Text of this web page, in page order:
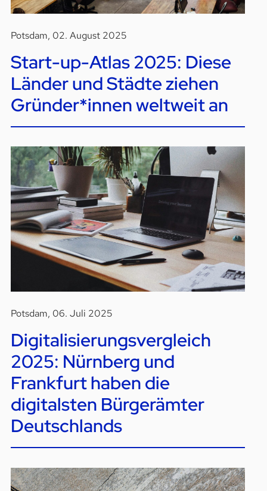
Potsdam, 02. August 2025
Start-up-Atlas 2025: Diese
Länder und Städte ziehen
Gründer*innen weltweit an
Potsdam, 06. Juli 2025
Digitalisierungsvergleich
2025: Nürnberg und
Frankfurt haben die
digitalsten Bürgerämter
Deutschlands